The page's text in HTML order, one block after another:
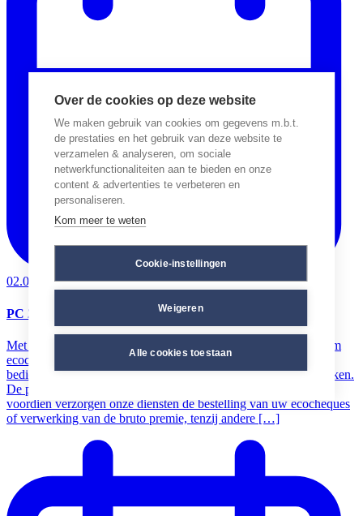
Over de cookies op deze website
We maken gebruik van cookies om gegevens m.b.t.
de prestaties en het gebruik van deze website te
verzamelen & analyseren, om sociale
netwerkfunctionaliteiten aan te bieden en onze
content & advertenties te verbeteren en
personaliseren.
Kom meer te weten
Cookie-instellingen
Weigeren
Alle cookies toestaan
02.03.2026Zelfstandige kleinhandel
PC 201.00 – Ecocheques of bruto premie
Met de loonverwerking van de maand april 2026 zullen wederom
ecocheques of een bruto premie worden verwerkt voor de
bedienden uit PC 201.00, naargelang de eerder gemaakte afspraken.
De procedure verloopt identiek als in het verleden. Net zoals
voordien verzorgen onze diensten de bestelling van uw ecocheques
of verwerking van de bruto premie, tenzij andere […]